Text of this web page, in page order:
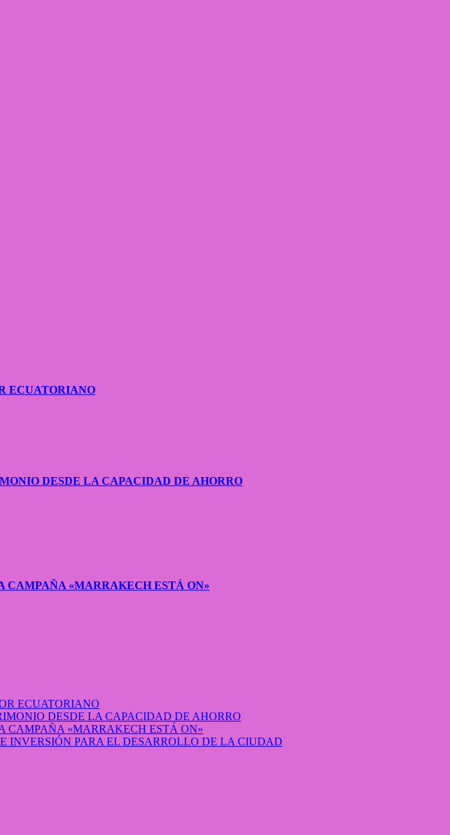
ECUATORIANO
DESDE LA CAPACIDAD DE AHORRO
«MARRAKECH ESTÁ ON»
ECUATORIANO
DESDE LA CAPACIDAD DE AHORRO
CAMPAÑA «MARRAKECH ESTÁ ON»
INVERSIÓN PARA EL DESARROLLO DE LA CIUDAD